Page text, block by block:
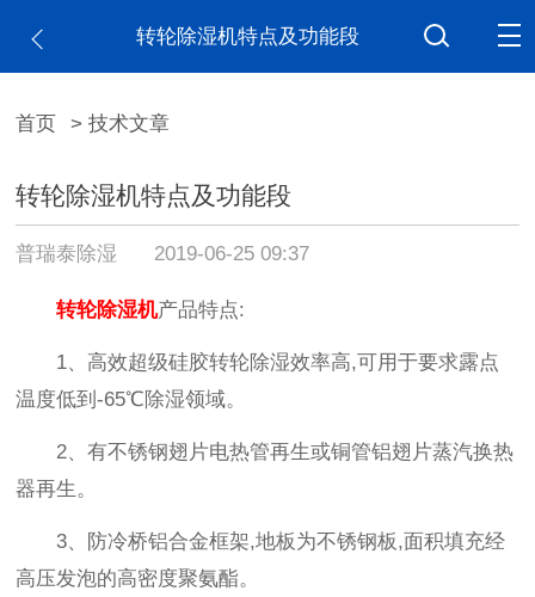
转轮除湿机特点及功能段
首页 > 技术文章
转轮除湿机特点及功能段
普瑞泰除湿 2019-06-25 09:37
转轮除湿机产品特点:
1、高效超级硅胶转轮除湿效率高,可用于要求露点
温度低到-65℃除湿领域。
2、有不锈钢翅片电热管再生或铜管铝翅片蒸汽换热
器再生。
3、防冷桥铝合金框架,地板为不锈钢板,面积填充经
高压发泡的高密度聚氨酯。